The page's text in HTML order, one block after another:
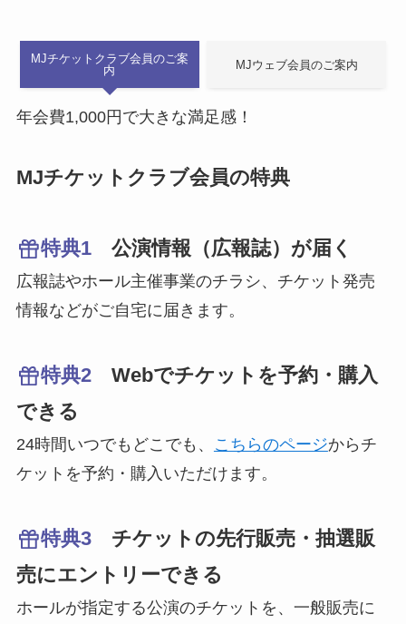
MJチケットクラブ会員のご案
内
MJウェブ会員のご案内
年会費1,000円で大きな満足感！
MJチケットクラブ会員の特典
特典1 公演情報（広報誌）が届く
広報誌やホール主催事業のチラシ、チケット発売
情報などがご自宅に届きます。
特典2 Webでチケットを予約・購入
できる
24時間いつでもどこでも、 こちらのページからチ
ケットを予約・購入いただけます。
特典3 チケットの先行販売・抽選販
売にエントリーできる
ホールが指定する公演のチケットを、一般販売に